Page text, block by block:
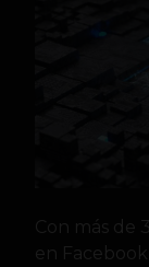
Con más de
en